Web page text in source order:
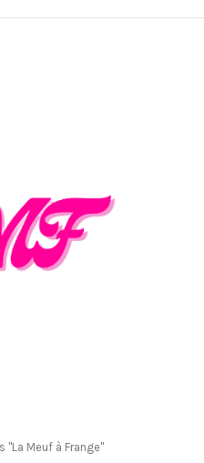
"La Meuf à Frange"